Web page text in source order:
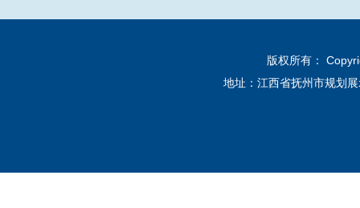
版权所有：
地址：江西省抚州市规划